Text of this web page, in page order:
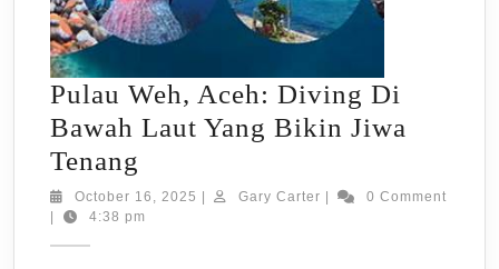
Pulau Weh, Aceh: Diving Di
Bawah Laut Yang Bikin Jiwa
Tenang
Weh,
Aceh:
October 16, 2025 OctoberGary Carter Gary
0 Comment
4:38 pm